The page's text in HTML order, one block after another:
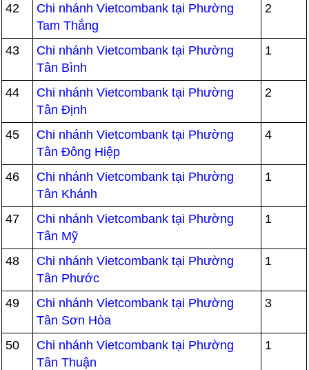
42
Chi nhánh Vietcombank tại Phường
Tam Thắng
2
43
Chi nhánh Vietcombank tại Phường
Tân Bình
1
44
Chi nhánh Vietcombank tại Phường
Tân Định
2
45
Chi nhánh Vietcombank tại Phường
Tân Đông Hiệp
4
46
Chi nhánh Vietcombank tại Phường
Tân Khánh
1
47
Chi nhánh Vietcombank tại Phường
Tân Mỹ
1
48
Chi nhánh Vietcombank tại Phường
Tân Phước
1
49
Chi nhánh Vietcombank tại Phường
Tân Sơn Hòa
3
50
Chi nhánh Vietcombank tại Phường
Tân Thuận
1